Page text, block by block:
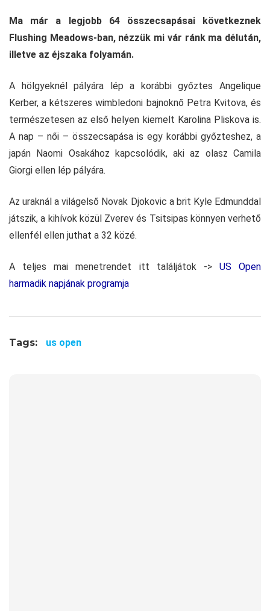
Ma már a legjobb 64 összecsapásai következnek
Flushing Meadows-ban, nézzük mi vár ránk ma délután,
illetve az éjszaka folyamán.
A hölgyeknél pályára lép a korábbi győztes Angelique
Kerber, a kétszeres wimbledoni bajnoknő Petra Kvitova, és
természetesen az első helyen kiemelt Karolina Pliskova is.
A nap – női – összecsapása is egy korábbi győzteshez, a
japán Naomi Osakához kapcsolódik, aki az olasz Camila
Giorgi ellen lép pályára.
Az uraknál a világelső Novak Djokovic a brit Kyle Edmunddal
játszik, a kihívok közül Zverev és Tsitsipas könnyen verhető
ellenfél ellen juthat a 32 közé.
A teljes mai menetrendet itt találjátok -> US Open
harmadik napjának programja
Tags: us open